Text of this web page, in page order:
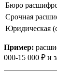
Бюро
Срочная
Юридическая
Пример:
000-15 000 ₽ и